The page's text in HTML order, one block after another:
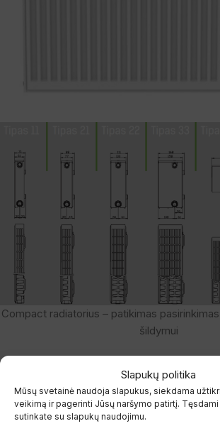
Slapukų politika
Mūsų svetainė naudoja slapukus, siekdama
veikimą ir pagerinti Jūsų naršymo patirtį. Tęsdami
sutinkate su slapukų naudojimu.
Compact radiatorius – patikimas
šildymui
Gamybos medžiagos ir
Compact radiatoriaigaminami iš šalto
lakštinio plieno pagalEN 442standartą.
viršutines dekoratyvines apdailas, o paviršiaus